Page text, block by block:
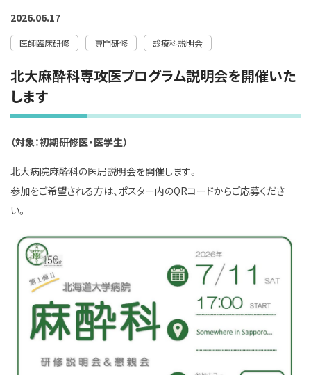
2026.06.17
医師臨床研修 専門研修 診療科説明会
北大麻酔科専攻医プログラム説明会を開催いた
します
（対象：初期研修医・医学生）
北大病院麻酔科の医局説明会を開催します。
参加をご希望される方は、ポスター内のQRコードからご応募くださ
い。